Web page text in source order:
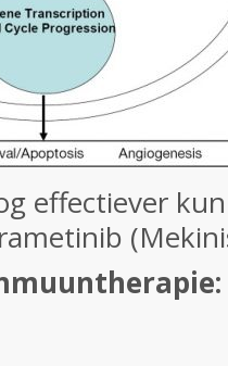
effectiever